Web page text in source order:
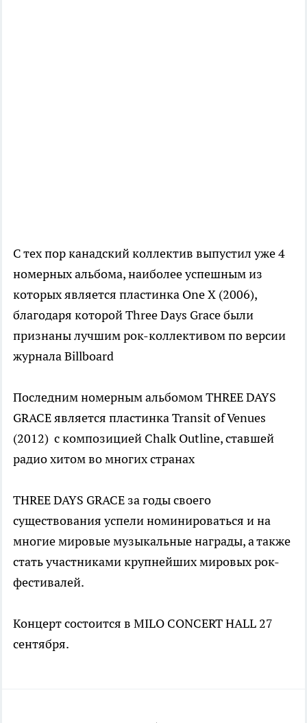
С тех пор канадский коллектив выпустил уже 4
номерных альбома, наиболее успешным из
которых является пластинка One X (2006),
благодаря которой Three Days Grace были
признаны лучшим рок-коллективом по версии
журнала Billboard
Последним номерным альбомом THREE DAYS
GRACE является пластинка Transit of Venues
(2012) с композицией Chalk Outline, ставшей
радио хитом во многих странах
THREE DAYS GRACE за годы своего
существования успели номинироваться и на
многие мировые музыкальные награды, а также
стать участниками крупнейших мировых рок-
фестивалей.
Концерт состоится в MILO CONCERT HALL 27
сентября.